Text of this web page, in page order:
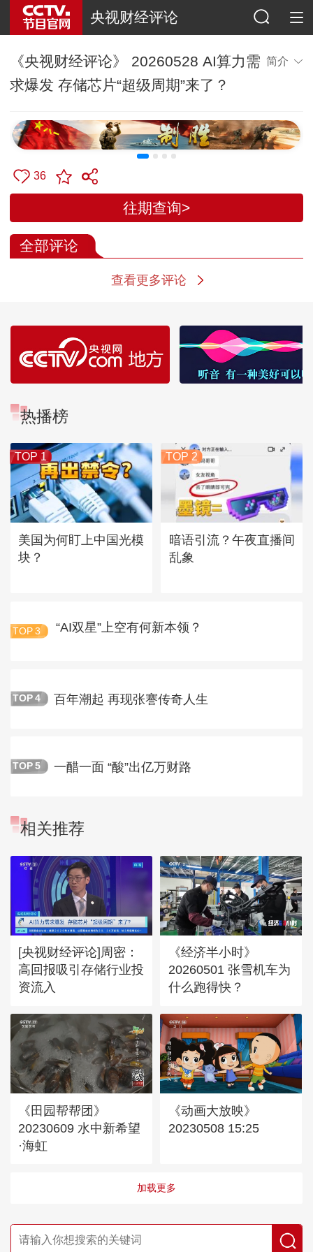
央视财经评论
《央视财经评论》 20260528 AI算力需
求爆发 存储芯片“超级周期”来了？
简介
36
往期查询>
全部评论
查看更多评论
热播榜
TOP 1
美国为何盯上中国光模
块？
TOP 2
暗语引流？午夜直播间
乱象
TOP 3 “AI双星”上空有何新本领？
TOP 4 百年潮起 再现张謇传奇人生
TOP 5 一醋一面 “酸”出亿万财路
相关推荐
[央视财经评论]周密：
高回报吸引存储行业投
资流入
《经济半小时》
20260501 张雪机车为
什么跑得快？
《田园帮帮团》
20230609 水中新希望
·海虹
《动画大放映》
20230508 15:25
加载更多